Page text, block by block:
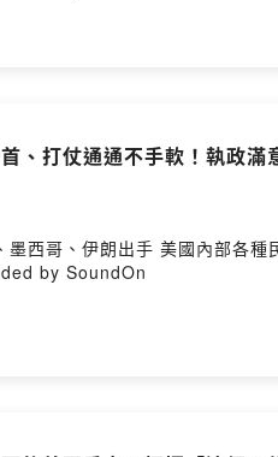
、打仗通通不手軟！執政滿
西哥、伊朗出手 美國內部各
by SoundOn